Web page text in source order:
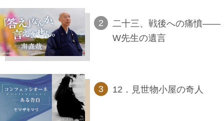
二十三、戦後への痛憤――
W先生の遺言
12．見世物小屋の奇人